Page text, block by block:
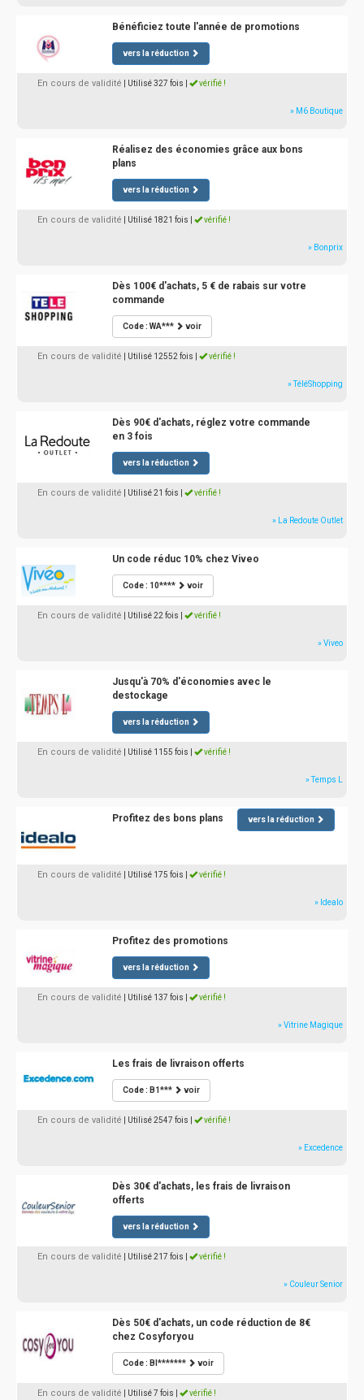
Bénéficiez toute l'année de promotions
vers la réduction
En cours de validité | Utilisé 327 fois vérifié !
» M6 Boutique
Réalisez des économies grâce aux bons
plans
vers la réduction
En cours de validité | Utilisé 1821 fois vérifié !
» Bonprix
Dès 100€ d'achats, 5 € de rabais sur votre
commande
Code : WA*** voir
En cours de validité | Utilisé 12552 fois vérifié !
» TéléShopping
Dès 90€ d'achats, réglez votre commande
en 3 fois
vers la réduction
En cours de validité | Utilisé 21 fois vérifié !
» La Redoute Outlet
Un code réduc 10% chez Viveo
Code : 10**** voir
En cours de validité | Utilisé 22 fois vérifié !
» Viveo
Jusqu'à 70% d'économies avec le
destockage
vers la réduction
En cours de validité | Utilisé 1155 fois vérifié !
» Temps L
Profitez des bons plans vers la réduction
En cours de validité | Utilisé 175 fois vérifié !
» Idealo
Profitez des promotions
vers la réduction
En cours de validité | Utilisé 137 fois vérifié !
» Vitrine Magique
Les frais de livraison offerts
Code : B1*** voir
En cours de validité | Utilisé 2547 fois vérifié !
» Excedence
Dès 30€ d'achats, les frais de livraison
offerts
vers la réduction
En cours de validité | Utilisé 217 fois vérifié !
» Couleur Senior
Dès 50€ d'achats, un code réduction de 8€
chez Cosyforyou
Code : BI******* voir
En cours de validité | Utilisé 7 fois vérifié !